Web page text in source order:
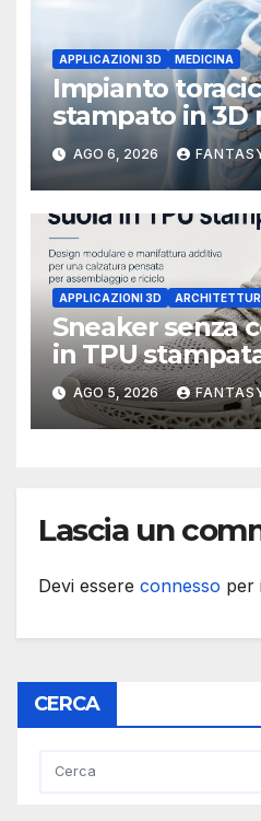
APPLICAZIONI 3D MEDICINA
Impianto
stampato in 3D
sterno e
tumore raro
AGO 6, 2026
APPLICAZIONI 3D
Sneaker senza
in TPU
AGO 5, 2026
Lascia un
Devi essere connesso per
CERCA